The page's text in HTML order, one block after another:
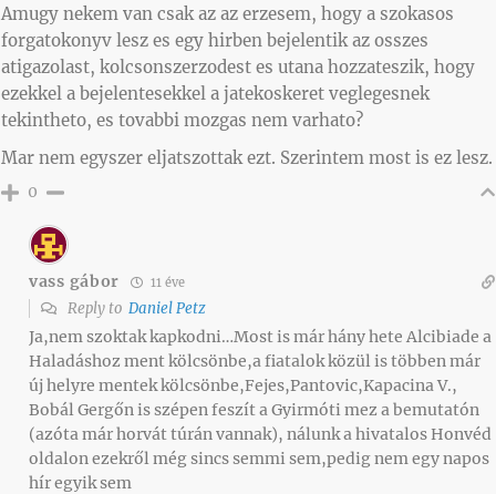
Amugy nekem van csak az az erzesem, hogy a szokasos
forgatokonyv lesz es egy hirben bejelentik az osszes
atigazolast, kolcsonszerzodest es utana hozzateszik, hogy
ezekkel a bejelentesekkel a jatekoskeret veglegesnek
tekintheto, es tovabbi mozgas nem varhato?
Mar nem egyszer eljatszottak ezt. Szerintem most is ez lesz.
0
vass gábor 11 éve
Reply to Daniel Petz
Ja,nem szoktak kapkodni…Most is már hány hete Alcibiade a
Haladáshoz ment kölcsönbe,a fiatalok közül is többen már
új helyre mentek kölcsönbe,Fejes,Pantovic,Kapacina V.,
Bobál Gergőn is szépen feszít a Gyirmóti mez a bemutatón
(azóta már horvát túrán vannak), nálunk a hivatalos Honvéd
oldalon ezekről még sincs semmi sem,pedig nem egy napos
hír egyik sem